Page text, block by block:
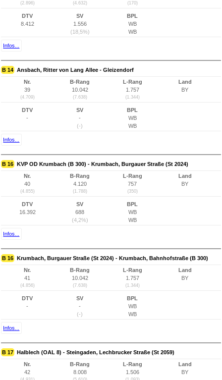
(2.896) (4.632) (170)
DTV
8.412
SV
1.556
(18,5%)
BPL
WB
WB
Infos...
B 14 Ansbach, Ritter von Lang Allee - Gleizendorf
Nr.
39
(4.709)
B-Rang
10.042
(7.638)
L-Rang
1.757
(1.344)
Land
BY
DTV
-
SV
-
(-)
BPL
WB
WB
Infos...
B 16 KVP OD Krumbach (B 300) - Krumbach, Burgauer Straße (St 2024)
Nr.
40
(4.855)
B-Rang
4.120
(1.788)
L-Rang
757
(350)
Land
BY
DTV
16.392
SV
688
(4,2%)
BPL
WB
WB
Infos...
B 16 Krumbach, Burgauer Straße (St 2024) - Krumbach, Bahnhofstraße (B 300)
Nr.
41
(4.856)
B-Rang
10.042
(7.638)
L-Rang
1.757
(1.344)
Land
BY
DTV
-
SV
-
(-)
BPL
WB
WB
Infos...
B 17 Halblech (OAL 8) - Steingaden, Lechbrucker Straße (St 2059)
Nr.
42
B-Rang
8.008
L-Rang
1.506
Land
BY